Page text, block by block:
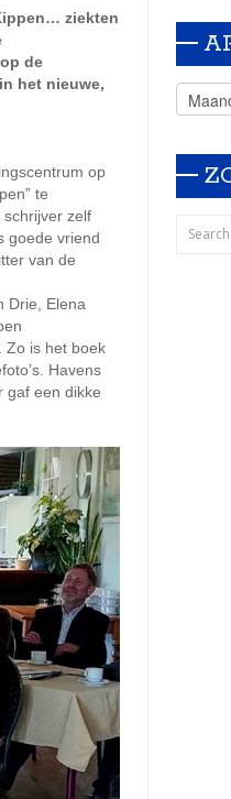
ziekten
de
het nieuwe,
op
te
zelf
goede vriend
van de
Drie, Elena
Zo is het boek
Havens
gaf een dikke